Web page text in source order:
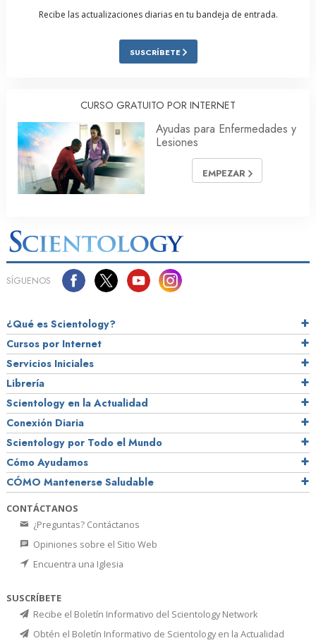
Recibe las actualizaciones diarias en tu bandeja de entrada.
SUSCRÍBETE
CURSO GRATUITO POR INTERNET
Ayudas para Enfermedades y
Lesiones
EMPEZAR
SÍGUENOS
¿Qué es Scientology?
Cursos por Internet
Servicios Iniciales
Librería
Scientology en la Actualidad
Conexión Diaria
Scientology por Todo el Mundo
Cómo Ayudamos
CÓMO Mantenerse Saludable
CONTÁCTANOS
¿Preguntas? Contáctanos
Opiniones sobre el Sitio Web
Encuentra una Iglesia
SUSCRÍBETE
Recibe el Boletín Informativo del Scientology Network
Obtén el Boletín Informativo de Scientology en la Actualidad